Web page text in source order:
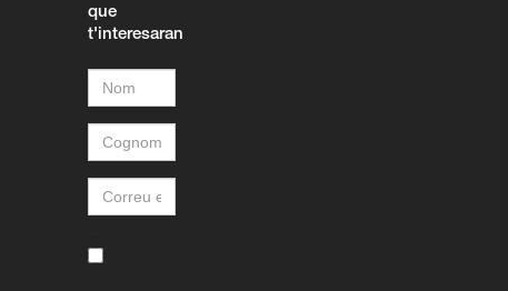
que
t'interesaran